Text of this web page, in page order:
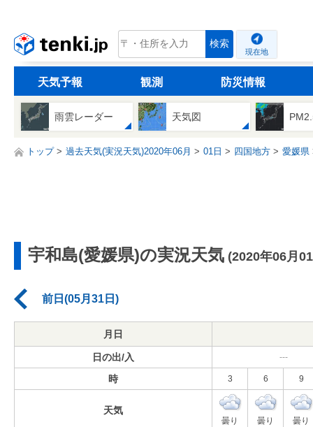
tenki.jp 検索
現在地
天気予報 観測 防災情報
雨雲レーダー 天気図
トップ 過去天気(実況天気)2020年06月 01日 四国地方 愛媛県
宇和島(愛媛県)の実況天気 (2020年06月
前日(05月31日)
月日
日の出/入 ---
時 3 6 9
天気
曇り 曇り 曇り